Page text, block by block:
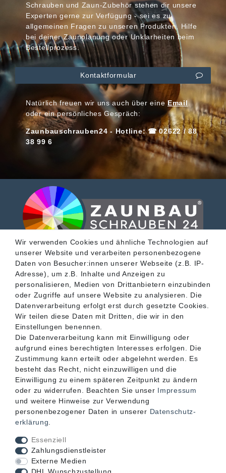
Schrauben und Zaun-Zubehör stehen dir unsere
Experten gerne zur Verfügung - sei es zu
allgemeinen Fragen zu unseren Produkten, Hilfe
bei deiner Zaunplanung oder Unklarheiten beim
Bestellprozess.
Kontaktformular
Natürlich freuen wir uns auch über eineEmail
oder ein persönliches Gespräch:
Zaunbauschrauben24 - Hotline: ☎ 02622 / 88
38 99 6
SERVICE
INFORMATIONEN
KONTAKT
Wir verwenden Cookies und ähnliche Technologien auf
unserer Website und verarbeiten personenbezogene
Daten von Besucher:innen unserer Webseite (z.B. IP-
Adresse), um z.B. Inhalte und Anzeigen zu
personalisieren, Medien von Drittanbietern einzubinden
oder Zugriffe auf unsere Website zu analysieren. Die
Datenverarbeitung erfolgt erst durch gesetzte Cookies.
Wir teilen diese Daten mit Dritten, die wir in den
Einstellungen benennen.
Die Datenverarbeitung kann mit Einwilligung oder
aufgrund eines berechtigten Interesses erfolgen. Die
Zustimmung kann erteilt oder abgelehnt werden. Es
besteht das Recht, nicht einzuwilligen und die
Einwilligung zu einem späteren Zeitpunkt zu ändern
oder zu widerrufen. Beachten Sie unser Impressum
und weitere Hinweise zur Verwendung
personenbezogener Daten in unserer Daten­schutz­
erklärung
Essenziell
Zahlungsdienstleister
Externe Medien